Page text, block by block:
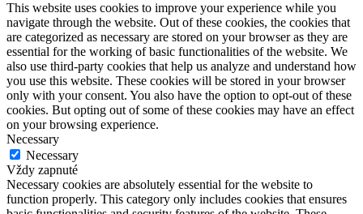
This website uses cookies to improve your experience while you
navigate through the website. Out of these cookies, the cookies that
are categorized as necessary are stored on your browser as they are
essential for the working of basic functionalities of the website. We
also use third-party cookies that help us analyze and understand how
you use this website. These cookies will be stored in your browser
only with your consent. You also have the option to opt-out of these
cookies. But opting out of some of these cookies may have an effect
on your browsing experience.
Necessary
Necessary
Vždy zapnuté
Necessary cookies are absolutely essential for the website to
function properly. This category only includes cookies that ensures